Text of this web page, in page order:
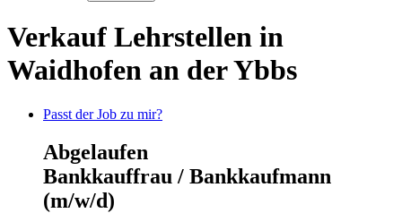
Verkauf Lehrstellen in
Waidhofen an der Ybbs
Passt der Job zu mir?
Abgelaufen
Bankkauffrau / Bankkaufmann
(m/w/d)